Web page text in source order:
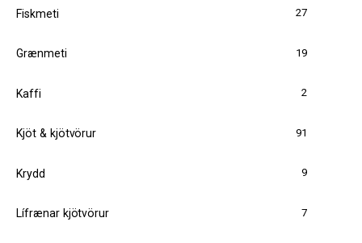
Fiskmeti 27
Grænmeti 19
Kaffi 2
Kjöt & kjötvörur 91
Krydd 9
Lífrænar kjötvörur 7